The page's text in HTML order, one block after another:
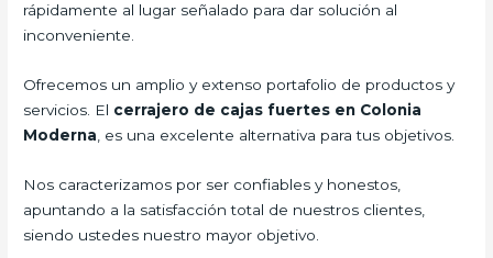
rápidamente al lugar señalado para dar solución al
inconveniente.
Ofrecemos un amplio y extenso portafolio de productos y
servicios. El cerrajero de cajas fuertes en Colonia
Moderna , es una excelente alternativa para tus objetivos.
Nos caracterizamos por ser confiables y honestos,
apuntando a la satisfacción total de nuestros clientes,
siendo ustedes nuestro mayor objetivo.